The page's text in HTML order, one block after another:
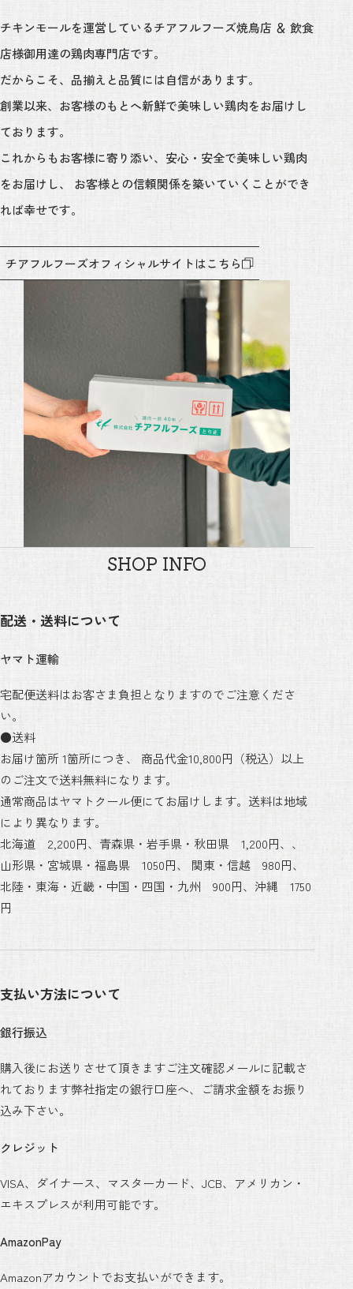
チキンモールを運営しているチアフルフーズ焼鳥店 ＆ 飲食
店様御用達の鶏肉専門店です。
だからこそ、品揃えと品質には自信があります。
創業以来、お客様のもとへ新鮮で美味しい鶏肉をお届けし
ております。
これからもお客様に寄り添い、安心・安全で美味しい鶏肉
をお届けし、
お客様との信頼関係を築いていくことができ
れば幸せです。
チアフルフーズオフィシャルサイトはこちら
SHOP INFO
配送・送料について
ヤマト運輸
宅配便送料はお客さま負担となりますのでご注意くださ
い。
●送料
お届け箇所 1箇所につき、 商品代金10,800円（税込）以上
のご注文で送料無料になります。
通常商品はヤマトクール便にてお届けします。送料は地域
により異なります。
北海道 2,200円、青森県・岩手県・秋田県 1,200円、、
山形県・宮城県・福島県 1050円、 関東・信越 980円、
北陸・東海・近畿・中国・四国・九州 900円、沖縄 1750
円
支払い方法について
銀行振込
購入後にお送りさせて頂きますご注文確認メールに記載さ
れております弊社指定の銀行口座へ、ご請求金額をお振り
込み下さい。
クレジット
VISA、ダイナース、マスターカード、JCB、アメリカン・
エキスプレスが利用可能です。
AmazonPay
Amazonアカウントでお支払いができます。